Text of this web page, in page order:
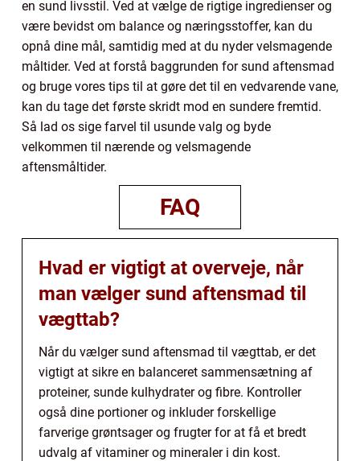
en sund livsstil. Ved at vælge de rigtige ingredienser og
være bevidst om balance og næringsstoffer, kan du
opnå dine mål, samtidig med at du nyder velsmagende
måltider. Ved at forstå baggrunden for sund aftensmad
og bruge vores tips til at gøre det til en vedvarende vane,
kan du tage det første skridt mod en sundere fremtid.
Så lad os sige farvel til usunde valg og byde
velkommen til nærende og velsmagende
aftensmåltider.
FAQ
Hvad er vigtigt at overveje, når
man vælger sund aftensmad til
vægttab?
Når du vælger sund aftensmad til vægttab, er det
vigtigt at sikre en balanceret sammensætning af
proteiner, sunde kulhydrater og fibre. Kontroller
også dine portioner og inkluder forskellige
farverige grøntsager og frugter for at få et bredt
udvalg af vitaminer og mineraler i din kost.